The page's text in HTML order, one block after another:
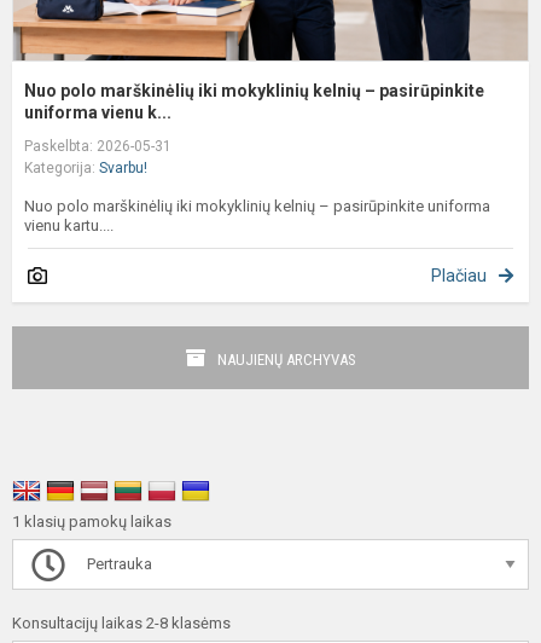
Nuo polo marškinėlių iki mokyklinių kelnių – pasirūpinkite
uniforma vienu k...
Paskelbta: 2026-05-31
Kategorija: Svarbu!
Nuo polo marškinėlių iki mokyklinių kelnių – pasirūpinkite uniforma
vienu kartu....
Plačiau
NAUJIENŲ ARCHYVAS
1 klasių pamokų laikas
Pertrauka
Konsultacijų laikas 2-8 klasėms